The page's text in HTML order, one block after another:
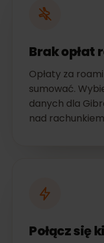
Brak opłat
Opłaty za
sumować.
danych dla
nad
Połącz się